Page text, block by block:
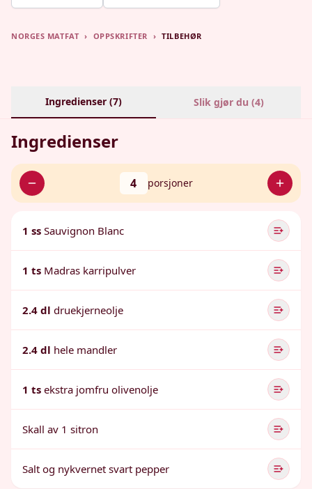
NORGES MATFAT › OPPSKRIFTER › TILBEHØR
Ingredienser (7) Slik gjør du (4)
Ingredienser
4 porsjoner
1 ss Sauvignon Blanc
1 ts Madras karripulver
2.4 dl druekjerneolje
2.4 dl hele mandler
1 ts ekstra jomfru olivenolje
Skall av 1 sitron
Salt og nykvernet svart pepper